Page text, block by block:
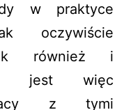
w praktyce
oczywiście
również i
jest więc
z tymi